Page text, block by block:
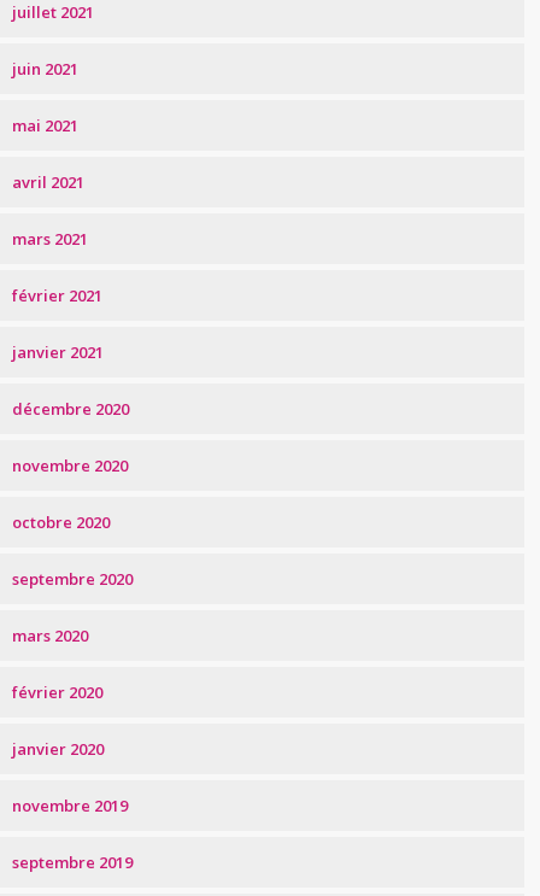
juillet 2021
juin 2021
mai 2021
avril 2021
mars 2021
février 2021
janvier 2021
décembre 2020
novembre 2020
octobre 2020
septembre 2020
mars 2020
février 2020
janvier 2020
novembre 2019
septembre 2019